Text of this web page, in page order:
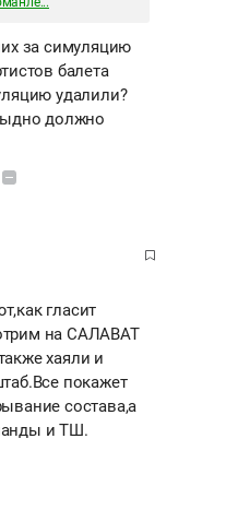
за симуляцию
балета
удалили?
должно
гласит
на САЛАВАТ
хаяли и
покажет
состава,а
и ТШ.